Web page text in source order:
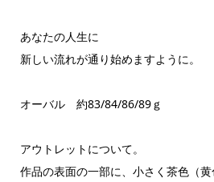
あなたの人生に
新しい流れが通り始めますように。
オーバル 約83/84/86/89ｇ
アウトレットについて。
作品の表面の一部に、小さく茶色（